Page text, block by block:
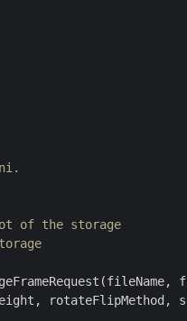
of the storage
rotateFlipMethod,